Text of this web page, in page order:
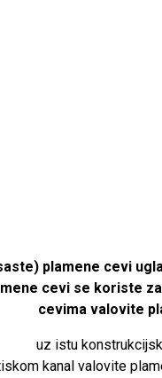
plamene cevi
cevi se koriste
cevima valovite
uz istu
kanal valovite